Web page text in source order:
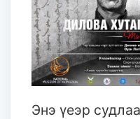
Энэ үеэр